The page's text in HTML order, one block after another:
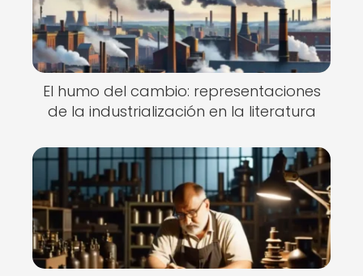
El humo del cambio: representaciones
de la industrialización en la literatura